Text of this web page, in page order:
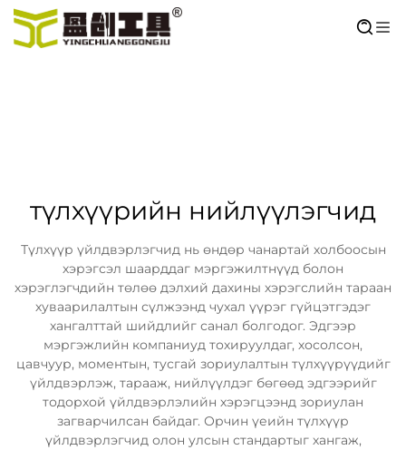
түлхүүрийн нийлүүлэгчид
Түлхүүр үйлдвэрлэгчид нь өндөр чанартай холбоосын
хэрэгсэл шаарддаг мэргэжилтнүүд болон
хэрэглэгчдийн төлөө дэлхий дахины хэрэгслийн тараан
хуваарилалтын сүлжээнд чухал үүрэг гүйцэтгэдэг
хангалттай шийдлийг санал болгодог. Эдгээр
мэргэжлийн компаниуд тохируулдаг, хосолсон,
цавчуур, моментын, тусгай зориулалтын түлхүүрүүдийг
үйлдвэрлэж, тарааж, нийлүүлдэг бөгөөд эдгээрийг
тодорхой үйлдвэрлэлийн хэрэгцээнд зориулан
загварчилсан байдаг. Орчин үеийн түлхүүр
үйлдвэрлэгчид олон улсын стандартыг хангаж,